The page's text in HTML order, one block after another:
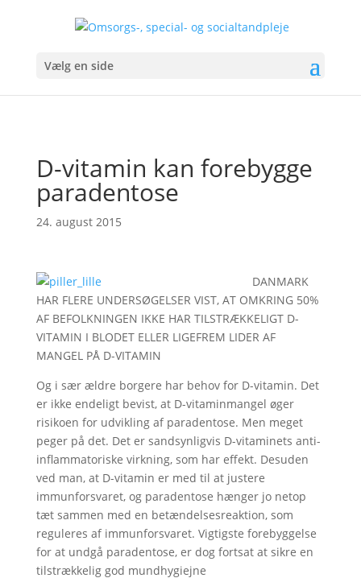
Vælg en side
D-vitamin kan forebygge
paradentose
24. august 2015
DANMARK
HAR FLERE UNDERSØGELSER VIST, AT OMKRING 50%
AF BEFOLKNINGEN IKKE HAR TILSTRÆKKELIGT D-
VITAMIN I BLODET ELLER LIGEFREM LIDER AF
MANGEL PÅ D-VITAMIN
Og i sær ældre borgere har behov for D-vitamin. Det
er ikke endeligt bevist, at D-vitaminmangel øger
risikoen for udvikling af paradentose. Men meget
peger på det. Det er sandsynligvis D-vitaminets anti-
inflammatoriske virkning, som har effekt. Desuden
ved man, at D-vitamin er med til at justere
immunforsvaret, og paradentose hænger jo netop
tæt sammen med en betændelsesreaktion, som
reguleres af immunforsvaret. Vigtigste forebyggelse
for at undgå paradentose, er dog fortsat at sikre en
tilstrækkelig god mundhygiejne